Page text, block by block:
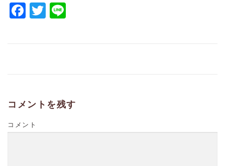
Facebook
Twitter
コメントを残す
コメント